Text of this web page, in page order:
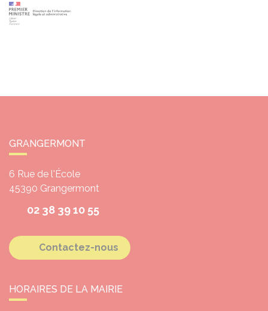
GRANGERMONT
6 Rue de l'École
45390 Grangermont
02 38 39 10 55
Contactez-nous
HORAIRES DE LA MAIRIE